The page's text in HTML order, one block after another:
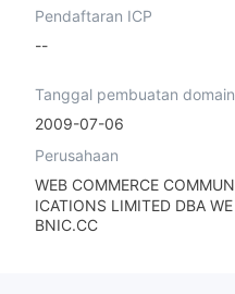
Pendaftaran ICP
--
Tanggal pembuatan domain
2009-07-06
Perusahaan
WEB COMMERCE COMMUN
ICATIONS LIMITED DBA WE
BNIC.CC